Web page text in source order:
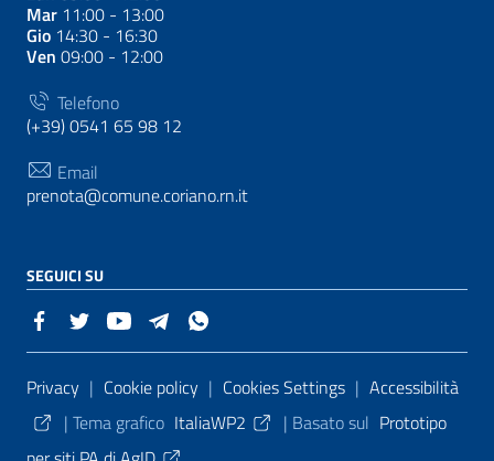
Mar 11:00 - 13:00
Gio 14:30 - 16:30
Ven 09:00 - 12:00
Telefono
(+39) 0541 65 98 12
Email
prenota@comune.coriano.rn.it
SEGUICI SU
Sezione Link Utili
Privacy | Cookie policy | Cookies Settings | Accessibilità
| Tema grafico ItaliaWP2 | Basato sul Prototipo